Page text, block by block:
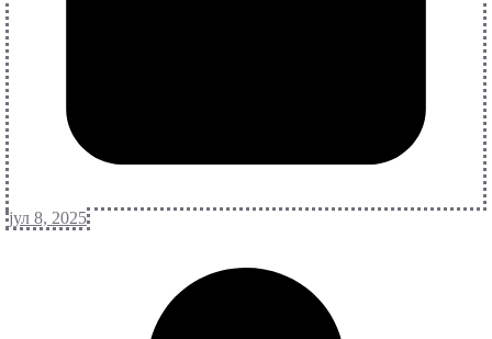
јул 8, 2025